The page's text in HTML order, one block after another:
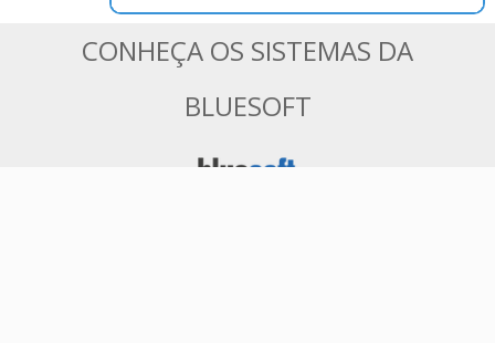
CONHEÇA OS SISTEMAS DA
BLUESOFT